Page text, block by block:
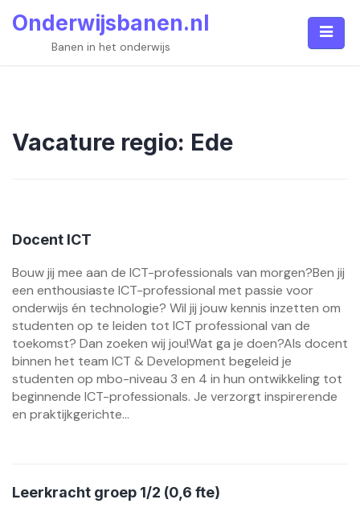
Onderwijsbanen.nl
Banen in het onderwijs
Vacature regio: Ede
Docent ICT
Bouw jij mee aan de ICT-professionals van morgen?Ben jij
een enthousiaste ICT-professional met passie voor
onderwijs én technologie? Wil jij jouw kennis inzetten om
studenten op te leiden tot ICT professional van de
toekomst? Dan zoeken wij jou!Wat ga je doen?Als docent
binnen het team ICT & Development begeleid je
studenten op mbo-niveau 3 en 4 in hun ontwikkeling tot
beginnende ICT-professionals. Je verzorgt inspirerende
en praktijkgerichte...
Leerkracht groep 1/2 (0,6 fte)